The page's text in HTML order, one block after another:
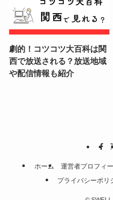
劇的！コツコツ大百科は関
西で放送される？放送地域
や配信情報も紹介
ホーム 運営者プロフィ
プライバシーポリ